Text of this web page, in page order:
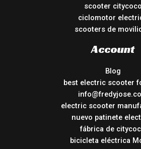
scooter citycoco
ciclomotor
scooters de
Account
Blog
best electric scooter
electric scooter
nuevo patinete
fábrica de
bicicleta eléctrica